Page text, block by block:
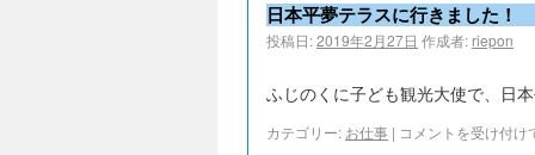
日本平夢テラスに行きました！
投稿日:2019年2月27日 作成者: riepon
ふじのくに子ども観光大使で、日
カテゴリー: お仕事 | コメントを受け付け